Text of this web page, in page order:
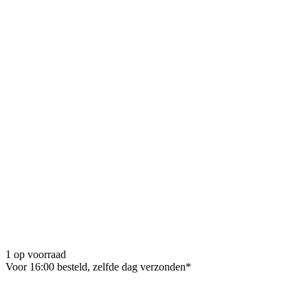
1 op voorraad
Voor 16:00 besteld, zelfde dag verzonden*